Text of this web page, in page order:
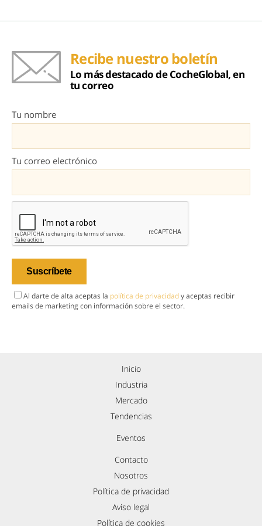
Recibe nuestro boletín
Lo más destacado de CocheGlobal, en
tu correo
Tu nombre
Tu correo electrónico
Al darte de alta aceptas la política de privacidady aceptas recibir
emails de marketing con información sobre el sector.
Inicio
Industria
Mercado
Tendencias
Eventos
Contacto
Nosotros
Política de privacidad
Aviso legal
Política de cookies